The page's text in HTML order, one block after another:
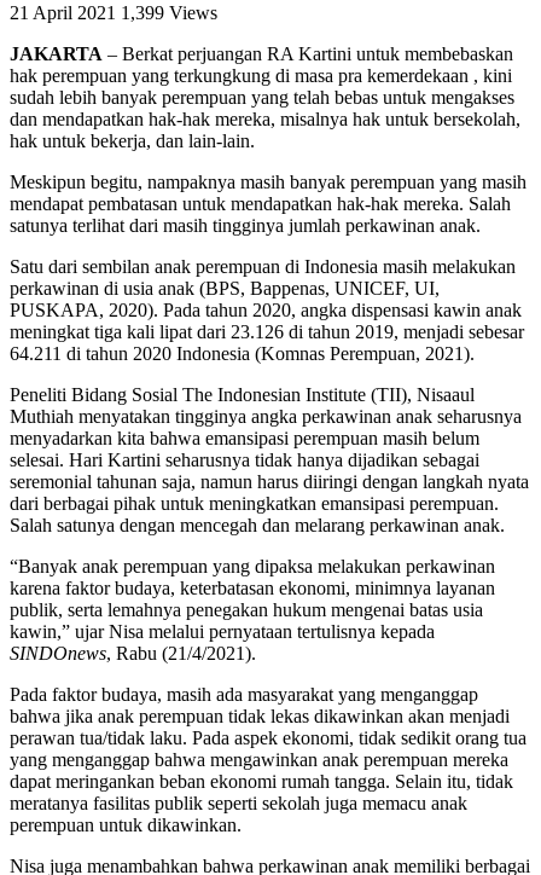
21 April 2021 1,399 Views
JAKARTA – Berkat perjuangan RA Kartini untuk membebaskan
hak perempuan yang terkungkung di masa pra kemerdekaan , kini
sudah lebih banyak perempuan yang telah bebas untuk mengakses
dan mendapatkan hak-hak mereka, misalnya hak untuk bersekolah,
hak untuk bekerja, dan lain-lain.
Meskipun begitu, nampaknya masih banyak perempuan yang masih
mendapat pembatasan untuk mendapatkan hak-hak mereka. Salah
satunya terlihat dari masih tingginya jumlah perkawinan anak.
Satu dari sembilan anak perempuan di Indonesia masih melakukan
perkawinan di usia anak (BPS, Bappenas, UNICEF, UI,
PUSKAPA, 2020). Pada tahun 2020, angka dispensasi kawin anak
meningkat tiga kali lipat dari 23.126 di tahun 2019, menjadi sebesar
64.211 di tahun 2020 Indonesia (Komnas Perempuan, 2021).
Peneliti Bidang Sosial The Indonesian Institute (TII), Nisaaul
Muthiah menyatakan tingginya angka perkawinan anak seharusnya
menyadarkan kita bahwa emansipasi perempuan masih belum
selesai. Hari Kartini seharusnya tidak hanya dijadikan sebagai
seremonial tahunan saja, namun harus diiringi dengan langkah nyata
dari berbagai pihak untuk meningkatkan emansipasi perempuan.
Salah satunya dengan mencegah dan melarang perkawinan anak.
“Banyak anak perempuan yang dipaksa melakukan perkawinan
karena faktor budaya, keterbatasan ekonomi, minimnya layanan
publik, serta lemahnya penegakan hukum mengenai batas usia
kawin,” ujar Nisa melalui pernyataan tertulisnya kepada
SINDOnews, Rabu (21/4/2021).
Pada faktor budaya, masih ada masyarakat yang menganggap
bahwa jika anak perempuan tidak lekas dikawinkan akan menjadi
perawan tua/tidak laku. Pada aspek ekonomi, tidak sedikit orang tua
yang menganggap bahwa mengawinkan anak perempuan mereka
dapat meringankan beban ekonomi rumah tangga. Selain itu, tidak
meratanya fasilitas publik seperti sekolah juga memacu anak
perempuan untuk dikawinkan.
Nisa juga menambahkan bahwa perkawinan anak memiliki berbagai